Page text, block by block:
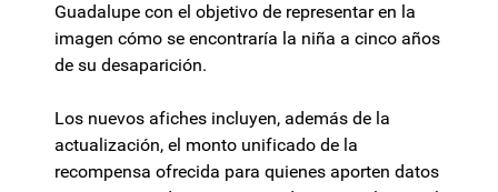
Guadalupe con el objetivo de representar en la
imagen cómo se encontraría la niña a cinco años
de su desaparición.
Los nuevos afiches incluyen, además de la
actualización, el monto unificado de la
recompensa ofrecida para quienes aporten datos